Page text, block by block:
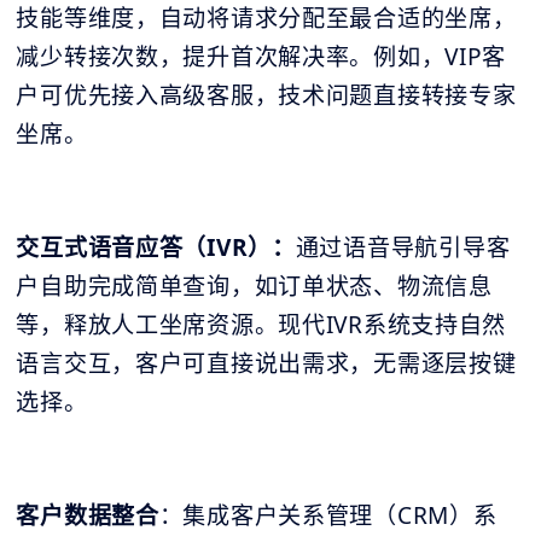
技能等维度，自动将请求分配至最合适的坐席，
减少转接次数，提升首次解决率。例如，VIP客
户可优先接入高级客服，技术问题直接转接专家
坐席。
交互式语音应答（IVR）： 通过语音导航引导客
户自助完成简单查询，如订单状态、物流信息
等，释放人工坐席资源。现代IVR系统支持自然
语言交互，客户可直接说出需求，无需逐层按键
选择。
客户数据整合：集成客户关系管理（CRM）系